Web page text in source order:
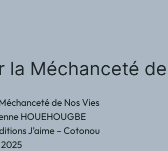
la Méchanceté
de Nos Vies
HOUEHOUGBE
J’aime – Cotonou
2025